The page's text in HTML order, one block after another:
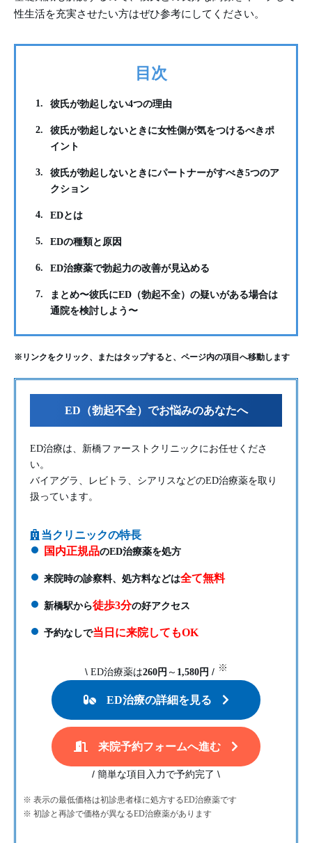
性生活を充実させたい方はぜひ参考にしてください。
目次
1. 彼氏が勃起しない4つの理由
2.
彼氏が勃起しないときに女性側が気をつけるべきポ
イント
3.
彼氏が勃起しないときにパートナーがすべき5つのア
クション
4. EDとは
5. EDの種類と原因
6. ED治療薬で勃起力の改善が見込める
7.
まとめ〜彼氏にED（勃起不全）の疑いがある場合は
通院を検討しよう〜
※リンクをクリック、またはタップすると、ページ内の項目へ移動します
ED（勃起不全）でお悩みのあなたへ
ED治療は、新橋ファーストクリニックにお任せくださ
い。
バイアグラ、レビトラ、シアリスなどのED治療薬を取り
扱っています。
当クリニックの特長
国内正規品のED治療薬を処方
来院時の診察料、処方料などは全て無料
新橋駅から徒歩3分の好アクセス
予約なしで当日に来院してもOK
\ED治療薬は260円 ～ 1,580円 / ※
ED治療の詳細を見る
来院予約フォームへ進む
/ 簡単な項目入力で予約完了 \
※ 表示の最低価格は初診患者様に処方するED治療薬です
※ 初診と再診で価格が異なるED治療薬があります